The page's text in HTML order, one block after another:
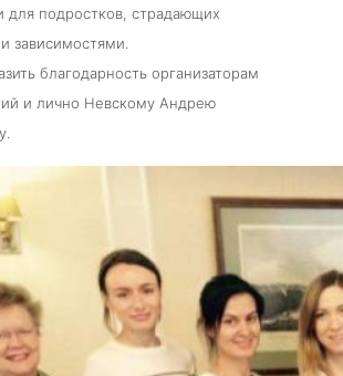
для подростков, страдающих
зависимостями.
благодарность организаторам
и лично Невскому Андрею